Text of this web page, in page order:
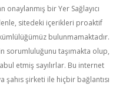
onaylanmış bir Yer Sağlayıcı
sitedeki içerikleri proaktif
bulunmamaktadır.
sorumluluğunu taşımakta olup,
etmiş sayılırlar. Bu internet
şirketi ile hiçbir bağlantısı